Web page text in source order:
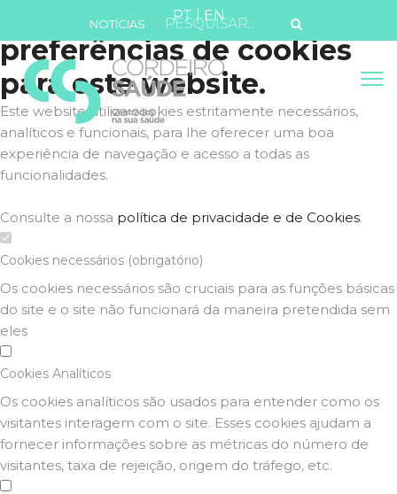
Defina as suas
preferências de cookies
para este website.
Este website utiliza cookies estritamente necessários,
analíticos e funcionais, para lhe oferecer uma boa
experiência de navegação e acesso a todas as
funcionalidades.
Consulte a nossa política de privacidade e de Cookies.
Cookies necessários (obrigatório)
Os cookies necessários são cruciais para as funções básicas
do site e o site não funcionará da maneira pretendida sem
eles
Cookies Analíticos
Os cookies analíticos são usados para entender como os
visitantes interagem com o site. Esses cookies ajudam a
fornecer informações sobre as métricas do número de
visitantes, taxa de rejeição, origem do tráfego, etc.
PT| EN
NOTÍCIAS